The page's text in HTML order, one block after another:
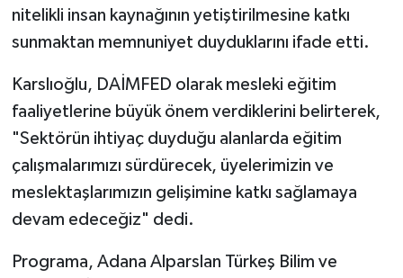
nitelikli insan kaynağının yetiştirilmesine katkı
sunmaktan memnuniyet duyduklarını ifade etti.
Karslıoğlu, DAİMFED olarak mesleki eğitim
faaliyetlerine büyük önem verdiklerini belirterek,
"Sektörün ihtiyaç duyduğu alanlarda eğitim
çalışmalarımızı sürdürecek, üyelerimizin ve
meslektaşlarımızın gelişimine katkı sağlamaya
devam edeceğiz" dedi.
Programa, Adana Alparslan Türkeş Bilim ve